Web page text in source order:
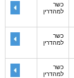
כשר
למהדרין
כשר
למהדרין
כשר
למהדרין